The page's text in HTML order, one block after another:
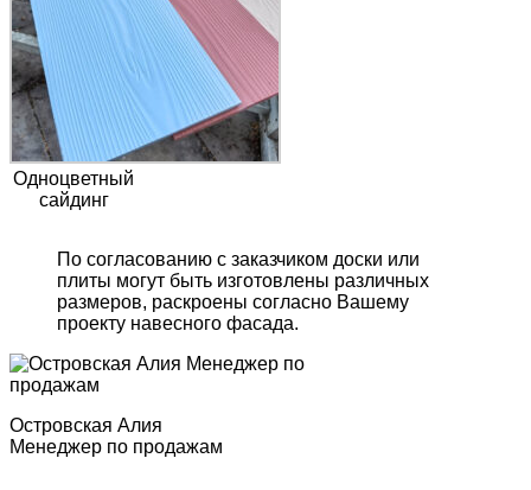
Одноцветный
сайдинг
По согласованию с заказчиком доски или
плиты могут быть изготовлены различных
размеров, раскроены согласно Вашему
проекту навесного фасада.
Островская Алия
Менеджер по продажам